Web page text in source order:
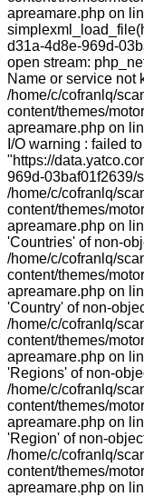
apreamare.php on
d31a-4d8e-969d-
open stream:
Name or service not
/home/c/cofranlq/
content/themes/
apreamare.php on
I/O warning : failed
"https://
969d-03baf01f2639/
/home/c/cofranlq/
content/themes/
apreamare.php on
'Countries' of non-
/home/c/cofranlq/
content/themes/
apreamare.php on
'Country' of non-
/home/c/cofranlq/
content/themes/
apreamare.php on
'Regions' of non-
/home/c/cofranlq/
content/themes/
apreamare.php on
'Region' of non-
/home/c/cofranlq/
content/themes/
apreamare.php on